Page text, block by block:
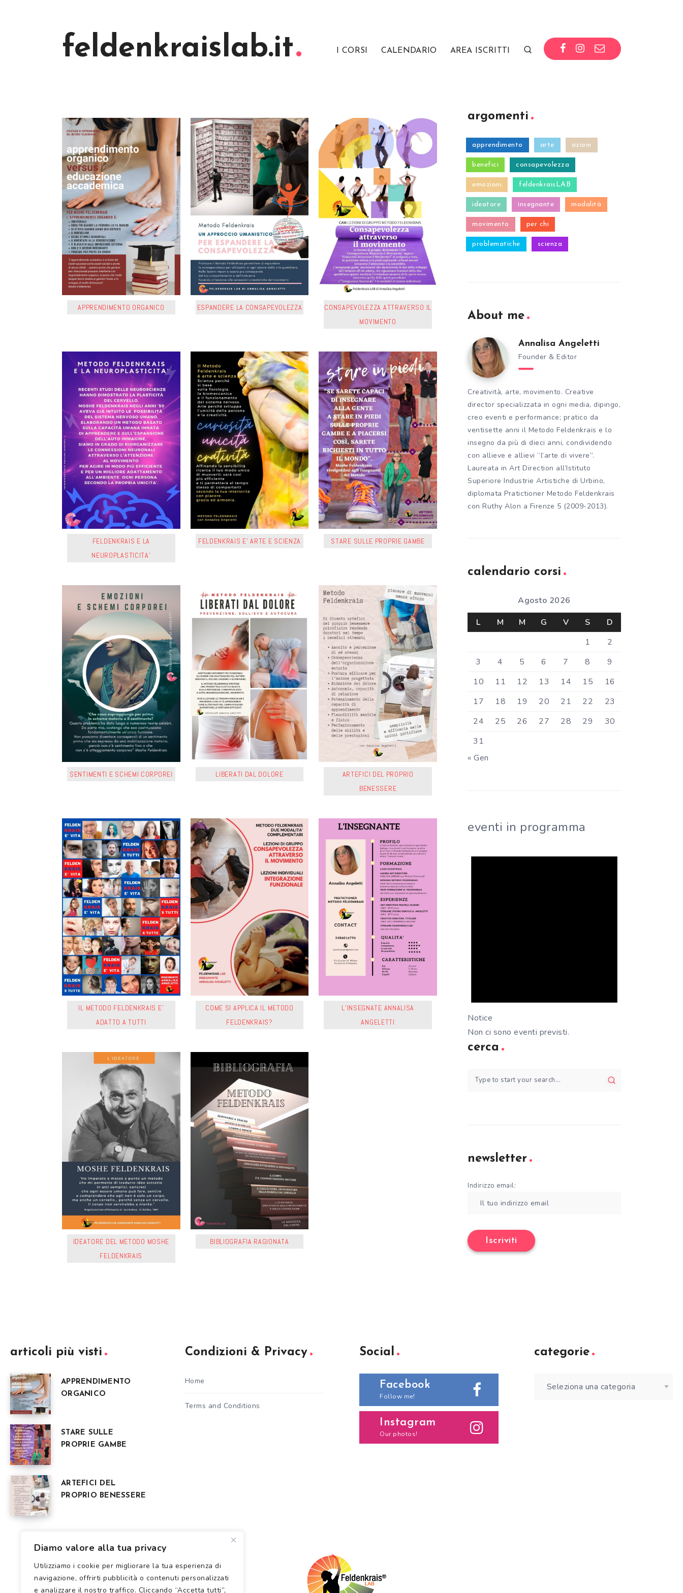
Diamo valore alla tua privacy
Utilizziamo i cookie per migliorare la tua esperienza di
navigazione, offrirti pubblicità o contenuti personalizzati
e analizzare il nostro traffico. Cliccando “Accetta tutti”,
feldenkraislab.it I CORSI CALENDARIO AREA ISCRITTI
APPRENDIMENTO ORGANICO ESPANDERE LA CONSAPEVOLEZZA
CONSAPEVOLEZZA ATTRAVERSO IL
MOVIMENTO
FELDENKRAIS E LA
NEUROPLASTICITA’
FELDENKRAIS E’ ARTE E SCIENZA STARE SULLE PROPRIE GAMBE
SENTIMENTI E SCHEMI CORPOREI LIBERATI DAL DOLORE
ARTEFICI DEL PROPRIO
BENESSERE
IL METODO FELDENKRAIS E’
ADATTO A TUTTI
COME SI APPLICA IL METODO
FELDENKRAIS?
L’INSEGNATE ANNALISA
ANGELETTI
IDEATORE DEL METODO MOSHE
FELDENKRAIS
BIBLIOGRAFIA RAGIONATA
argomenti
apprendimento arte azioni
benefici consapevolezza
emozioni feldenkraisLAB
ideatore insegnante modalità
movimento per chi
problematiche scienza
About me
Annalisa Angeletti
Founder & Editor
Creatività, arte, movimento. Creative
director specializzata in ogni media, dipingo,
creo eventi e performance; pratico da
ventisette anni il Metodo Feldenkrais e lo
insegno da più di dieci anni, condividendo
con allieve e allievi “l’arte di vivere”.
Laureata in Art Direction all’Istituto
Superiore Industrie Artistiche di Urbino,
diplomata Pratictioner Metodo Feldenkrais
con Ruthy Alon a Firenze 5 (2009-2013).
calendario corsi
Agosto 2026
L
M M G V S
D
1
2
3
4 5 6 7 8
9
10
11 12 13 14 15
16
17
18 19 20 21 22
23
24
25 26 27 28 29
30
31
« Gen
eventi in programma
Notice
Non ci sono eventi previsti.
cerca
newsletter
Indirizzo email:
articoli più visti
APPRENDIMENTO
ORGANICO
STARE SULLE
PROPRIE GAMBE
ARTEFICI DEL
PROPRIO BENESSERE
Condizioni & Privacy
Home
Terms and Conditions
Social
Facebook
Follow me!
Instagram
Our photos!
categorie